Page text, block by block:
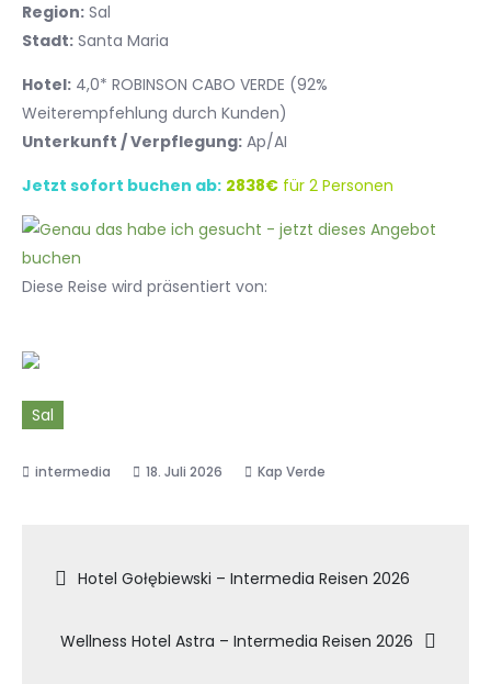
Region: Sal
Stadt: Santa Maria
Hotel: 4,0* ROBINSON CABO VERDE (92%
Weiterempfehlung durch Kunden)
Unterkunft / Verpflegung: Ap/AI
Jetzt sofort buchen ab: 2838€ für 2 Personen
Diese Reise wird präsentiert von:
Sal
18. Juli 2026 Kap Verde
Beitragsnavigation
Hotel Gołębiewski – Intermedia Reisen 2026
Wellness Hotel Astra – Intermedia Reisen 2026